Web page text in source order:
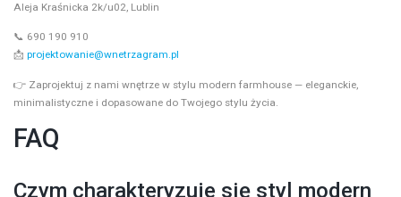
Aleja Kraśnicka 2k/u02, Lublin
📞 690 190 910
📩 projektowanie@wnetrzagram.pl
👉 Zaprojektuj z nami wnętrze w stylu modern farmhouse — eleganckie,
minimalistyczne i dopasowane do Twojego stylu życia.
FAQ
Czym charakteryzuje się styl modern